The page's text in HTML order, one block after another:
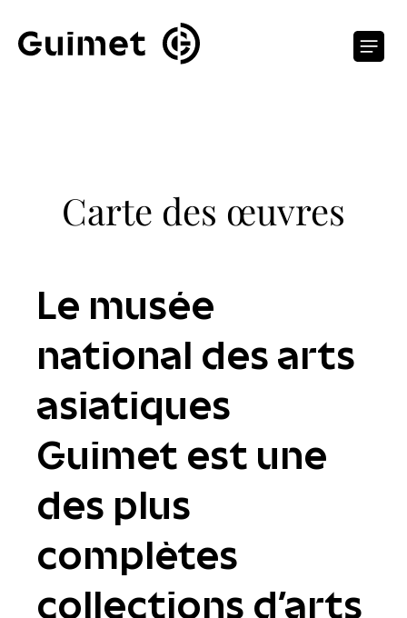
Carte des œuvres
Le musée
national des arts
asiatiques
Guimet est une
des plus
complètes
collections d'arts